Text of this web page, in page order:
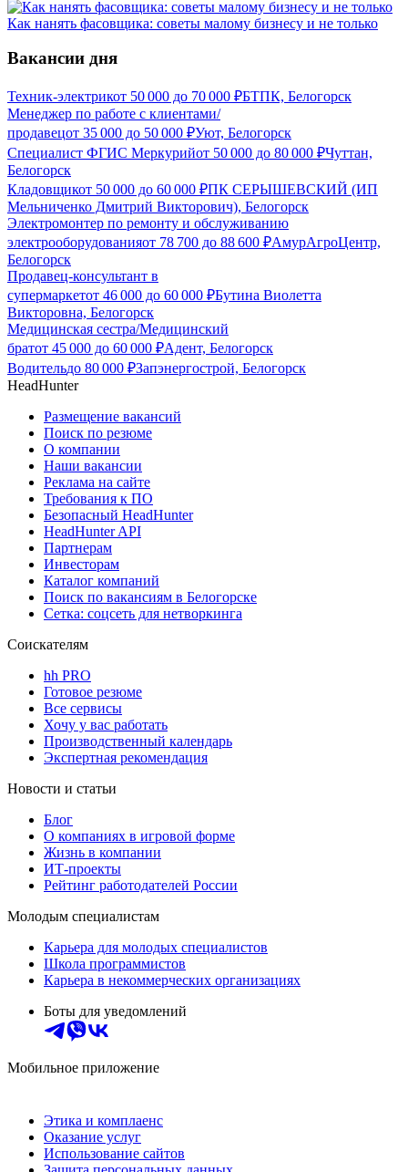
Как нанять фасовщика: советы малому бизнесу и не только
Вакансии дня
Техник-электрикот 50 000 до 70 000 ₽БТПК, Белогорск
Менеджер по работе с клиентами/
продавецот 35 000 до 50 000 ₽Уют, Белогорск
Специалист ФГИС Меркурийот 50 000 до 80 000 ₽Чуттан,
Белогорск
Кладовщикот 50 000 до 60 000 ₽ПК СЕРЫШЕВСКИЙ (ИП
Мельниченко Дмитрий Викторович), Белогорск
Электромонтер по ремонту и обслуживанию
электрооборудованияот 78 700 до 88 600 ₽АмурАгроЦентр,
Белогорск
Продавец-консультант в
супермаркетот 46 000 до 60 000 ₽Бутина Виолетта
Викторовна, Белогорск
Медицинская сестра/Медицинский
братот 45 000 до 60 000 ₽Адент, Белогорск
Водительдо 80 000 ₽Запэнергострой, Белогорск
HeadHunter
Размещение вакансий
Поиск по резюме
О компании
Наши вакансии
Реклама на сайте
Требования к ПО
Безопасный HeadHunter
HeadHunter API
Партнерам
Инвесторам
Каталог компаний
Поиск по вакансиям в Белогорске
Сетка: соцсеть для нетворкинга
Соискателям
hh PRO
Готовое резюме
Все сервисы
Хочу у вас работать
Производственный календарь
Экспертная рекомендация
Новости и статьи
Блог
О компаниях в игровой форме
Жизнь в компании
ИТ-проекты
Рейтинг работодателей России
Молодым специалистам
Карьера для молодых специалистов
Школа программистов
Карьера в некоммерческих организациях
Боты для уведомлений
Мобильное приложение
Этика и комплаенс
Оказание услуг
Использование сайтов